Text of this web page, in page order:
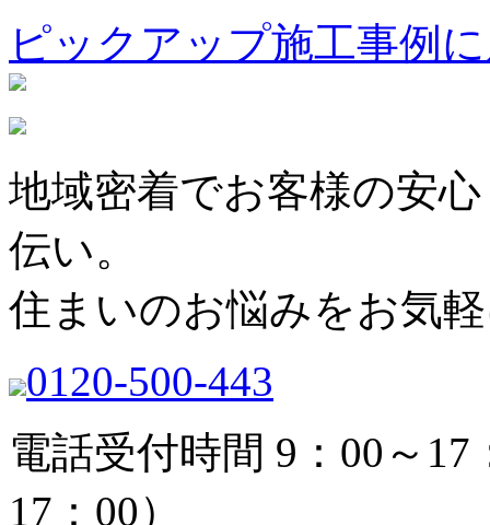
ピックアップ施工事例
地域密着でお客様の安
伝い。
住まいのお悩みをお気
0120-500-443
電話受付時間 9：00～
17：00）